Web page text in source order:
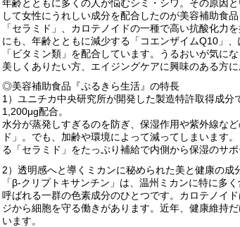
年齢とともに多くの人が悩むシミ・シワ。その原因と
して女性にうれしい成分を配合したのが美容補助食
「セラミド」、カロテノイドの一種で高い抗酸化力
にも、年齢とともに減少する「コエンザイムQ10」
「ビタミン類」を配合しています。うるおいが気に
美しくありたい方、エイジングケアに興味のある方に
◎美容補助食品『ぷるきら生活』の特長
1）ユニチカ中央研究所が開発した製造特許取得成
1,200μg配合。
水分が蒸発しすぎるのを防ぎ、保湿作用や紫外線な
ド」。でも、加齢や環境によって減ってしまいます
る「セラミド」をたっぷり補給で内側から保湿のサポ
2）透明感へと導くミカンに秘められた美と健康の成
「β-クリプトキサンチン」は、温州ミカンに特に多
呼ばれる一群の色素成分のひとつです。カロテノイ
ジから細胞を守る働きがあります。近年、健康維持
います。